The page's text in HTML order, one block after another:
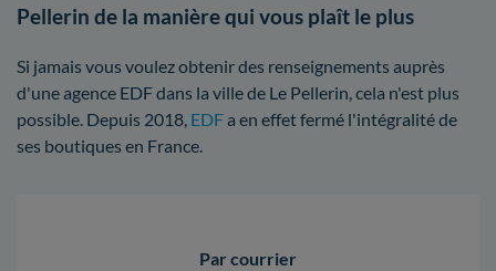
Pellerin de la manière qui vous plaît le plus
Si jamais vous voulez obtenir des renseignements auprès
d'une agence EDF dans la ville de Le Pellerin, cela n'est plus
possible. Depuis 2018, EDFa en effet fermé l'intégralité de
ses boutiques en France.
Par courrier